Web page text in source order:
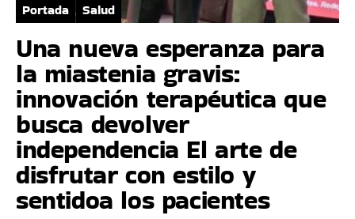
Portada Salud
Una nueva esperanza para
la miastenia gravis:
innovación terapéutica que
busca devolver
independencia El arte de
disfrutar con estilo y
sentidoa los pacientes